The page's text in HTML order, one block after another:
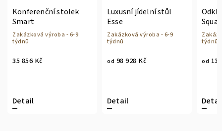
Konferenční stolek
Smart
Zakázková výroba - 6-9
týdnů
35 856 Kč
Detail
Luxusní jídelní stůl
Esse
Zakázková výroba - 6-9
týdnů
od 98 928 Kč
Detail
týdnů
od 13